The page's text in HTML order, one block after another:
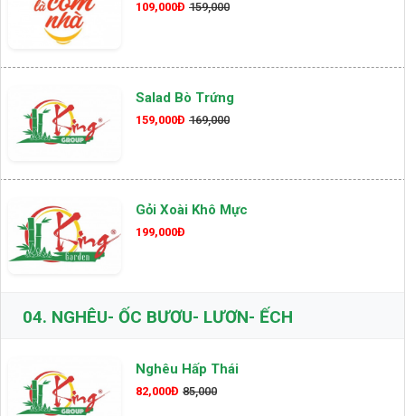
109,000Đ 159,000
Salad Bò Trứng
159,000Đ 169,000
Gỏi Xoài Khô Mực
199,000Đ
04. NGHÊU- ỐC BƯƠU- LƯƠN- ẾCH
Nghêu Hấp Thái
82,000Đ 85,000